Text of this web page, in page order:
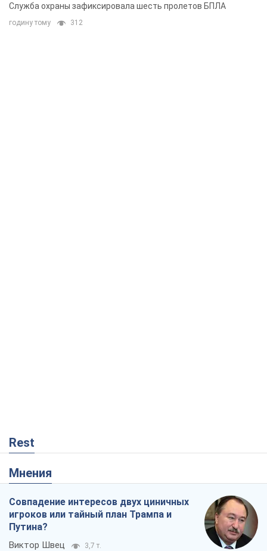
Служба охраны зафиксировала шесть пролетов БПЛА
годину тому 312
Rest
Мнения
Совпадение интересов двух циничных
игроков или тайный план Трампа и
Путина?
Виктор Швец 3,7 т.